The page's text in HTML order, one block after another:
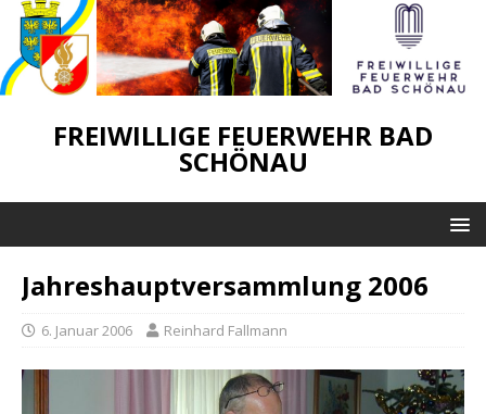
FREIWILLIGE FEUERWEHR BAD
SCHÖNAU
Jahreshauptversammlung 2006
6. Januar 2006 Reinhard Fallmann